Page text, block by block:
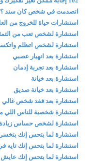
اتصدمت في شخص كان سند ؟
استشارات حياة للخروج من
استشارة لشخص تعب من
استشارة لشخص اتظلم
استشارة بعد انهيار عصبي
استشارة بعد تجربة إدمان
استشارة بعد خيانة
استشارة بعد خيانة صديق
استشارة بعد فقد شخص غالي
استشارة شخصية للناس اللي
استشارة لشخص حساس زيادة
استشارة لما بتحس إنك
استشارة لما بتحس إنك تايه
استشارة لما بتحس إنك